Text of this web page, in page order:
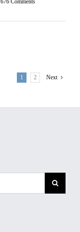
1 2 Next